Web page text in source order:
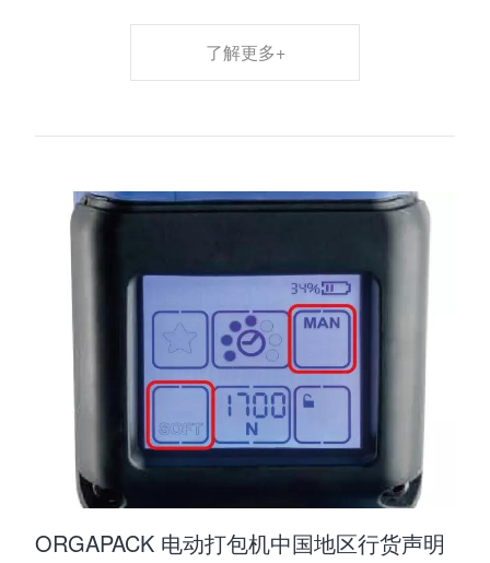
了解更多+
ORGAPACK 电动打包机中国地区行货声明